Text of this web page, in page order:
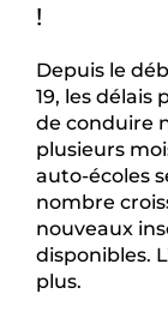
!
Depuis le
19, les délais
de conduire
plusieurs
auto-écoles
nombre
nouveaux
disponibles.
plus.